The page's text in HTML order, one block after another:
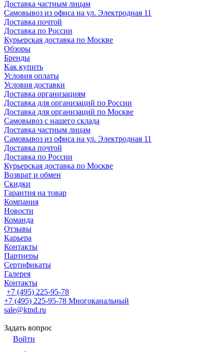
Доставка частным лицам
Самовывоз из офиса на ул. Электродная 11
Доставка почтой
Доставка по России
Курьерская доставка по Москве
Обзоры
Бренды
Как купить
Условия оплаты
Условия доставки
Доставка организациям
Доставка для организаций по России
Доставка для организаций по Москве
Самовывоз с нашего склада
Доставка частным лицам
Самовывоз из офиса на ул. Электродная 11
Доставка почтой
Доставка по России
Курьерская доставка по Москве
Возврат и обмен
Скидки
Гарантия на товар
Компания
Новости
Команда
Отзывы
Карьера
Контакты
Партнеры
Сертификаты
Галерея
Контакты
+7 (495) 225-95-78
+7 (495) 225-95-78 Многоканальный
sale@ktnd.ru
Задать вопрос
Войти